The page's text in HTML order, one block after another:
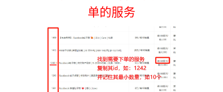
单的服务